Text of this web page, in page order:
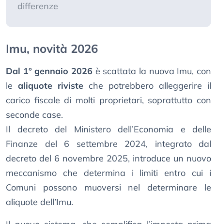
differenze
Imu, novità 2026
Dal 1° gennaio 2026 è scattata la nuova Imu, con
le aliquote riviste che potrebbero alleggerire il
carico fiscale di molti proprietari, soprattutto con
seconde case.
Il decreto del Ministero dell’Economia e delle
Finanze del 6 settembre 2024, integrato dal
decreto del 6 novembre 2025, introduce un nuovo
meccanismo che determina i limiti entro cui i
Comuni possono muoversi nel determinare le
aliquote dell’Imu.